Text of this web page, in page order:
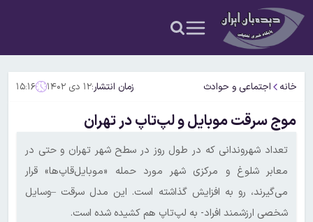
خانه اجتماعی و حوادث زمان انتشار:۱۲ دی ۱۴۰۲ ۱۵:۱۶
موج سرقت موبایل و لپ‌تاپ در تهران
تعداد شهروندانی که در طول روز در سطح شهر تهران و حتی در
معابر شلوغ و مرکزی شهر مورد حمله «موبایل‌قاپ‌ها» قرار
می‌گیرند، رو به افزایش گذاشته است. این مدل سرقت –وسایل
شخصی ارزشمند افراد- به لپ‌تاپ هم کشیده شده است.